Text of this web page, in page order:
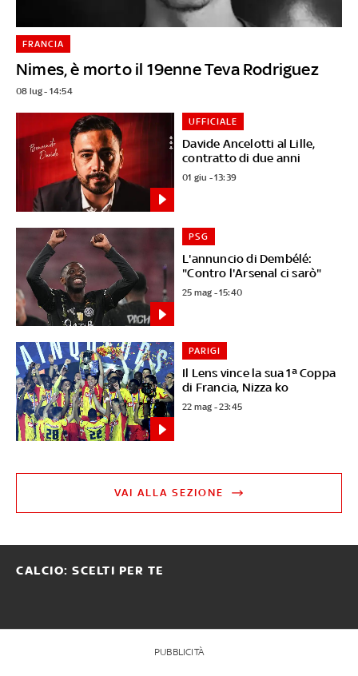
Nimes, è morto il 19enne Teva Rodriguez
FRANCIA
08 lug - 14:54
Davide Ancelotti al Lille,
contratto di due anni
UFFICIALE
01 giu - 13:39
L'annuncio di Dembélé:
"Contro l'Arsenal ci sarò"
PSG
25 mag - 15:40
Il Lens vince la sua 1ª Coppa
di Francia, Nizza ko
PARIGI
22 mag - 23:45
VAI ALLA SEZIONE
CALCIO: SCELTI PER TE
PUBBLICITÀ